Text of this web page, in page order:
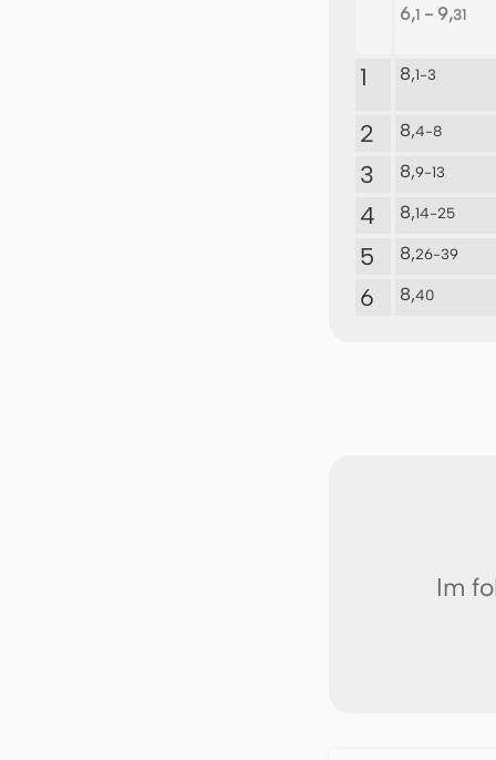
6,1- 9,31
1 8,1-3
2 8,4-8
3 8,9-13
4 8,14-25
5 8,26-39
6 8,40
Im